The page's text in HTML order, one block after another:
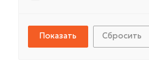
41
42
Сбросить